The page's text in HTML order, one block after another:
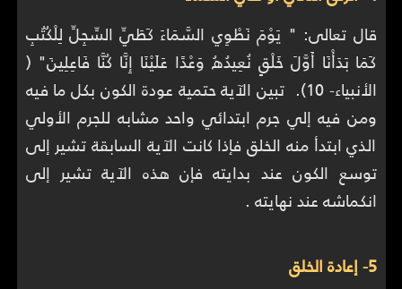
قال تعالى: " يَوْمَ نَطْوِي السَّمَاءَ كَطَيِّ السِّجِلِّ لِلْكُتُبِ
كَمَا بَدَأْنَا أَوَّلَ خَلْقٍ نُعِيدُهُ وَعْدًا عَلَيْنَا إِنَّا كُنَّا فَاعِلِينَ"‏ (‏
الأنبياء- 10).‏ ‏تبين الآية حتمية عودة الكون بكل ما فيه
ومن فيه إلي جرم ابتدائي واحد مشابه للجرم الأولي
الذي ابتدأ منه الخلق فإذا كانت الآية السابقة تشير إلى
توسع الكون عند بدايته فإن هذه الآية تشير إلى
انكماشه عند نهايته .
5- إعادة الخلق